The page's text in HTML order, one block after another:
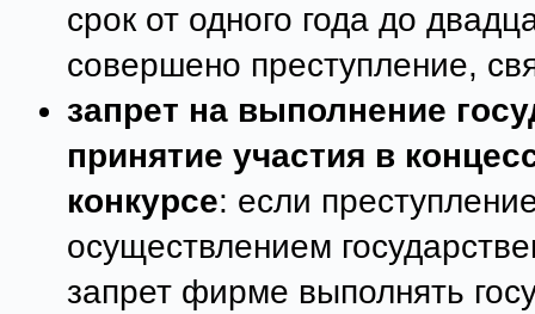
срок от одного года до
совершено преступление,
запрет на выполнение
принятие участия в
конкурсе: если
осуществлением
запрет фирме выполнять